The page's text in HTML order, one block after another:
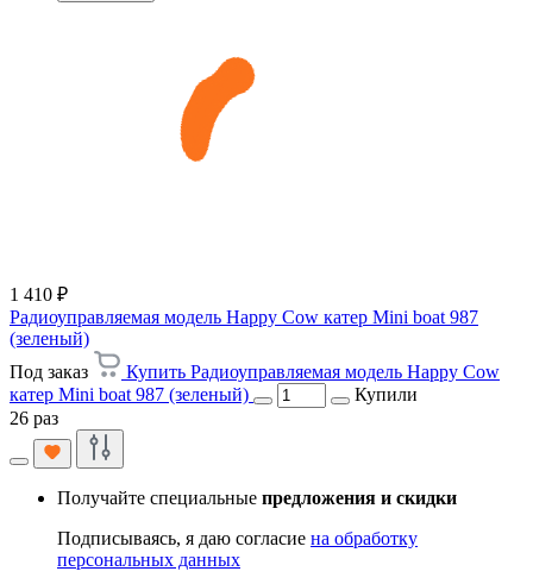
1 410 ₽
Радиоуправляемая модель Happy Cow катер Mini boat 987
(зеленый)
Под заказ
Купить Радиоуправляемая модель Happy Cow
катер Mini boat 987 (зеленый)
Купили
26 раз
Получайте специальные предложения и скидки
Подписываясь, я даю согласие на обработку
персональных данных